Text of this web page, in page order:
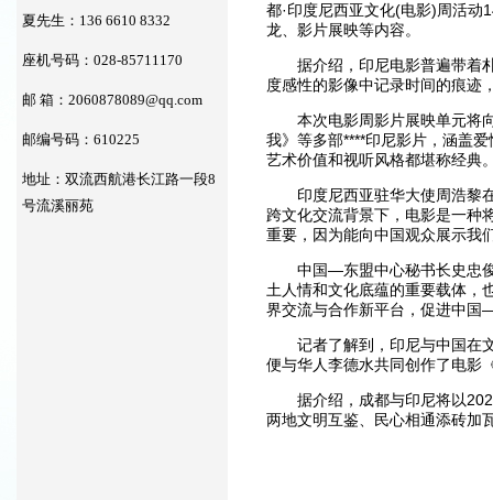
夏先生：136 6610 8332
座机号码：028-85711170
邮 箱： 2060878089@qq.com
邮编号码：610225
地址：双流西航港长江路一段8
号流溪丽苑
都·印度尼西亚文化(电影)周活动
龙、影片展映等内容。
据介绍，印尼电影普遍带着朴
度感性的影像中记录时间的痕迹
本次电影周影片展映单元将向
我》等多部****印尼影片，涵盖
艺术价值和视听风格都堪称经典
印度尼西亚驻华大使周浩黎在
跨文化交流背景下，电影是一种
重要，因为能向中国观众展示我
中国—东盟中心秘书长史忠俊
土人情和文化底蕴的重要载体，
界交流与合作新平台，促进中国
记者了解到，印尼与中国在文
便与华人李德水共同创作了电影
据介绍，成都与印尼将以2023
两地文明互鉴、民心相通添砖加